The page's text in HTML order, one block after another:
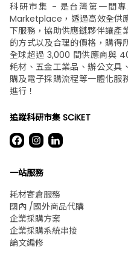
科研市集 - 是台灣第一間
Marketplace，透過高效全供
下服務，協助供應鏈夥伴讓產
的方式以及合理的價格，購得
全球超過 3,000 間供應商與
耗材、五金工業品、辦公文具
購及電子採購流程等一體化服
進行！
追蹤科研市集 SCiKET
一站服務
耗材寄倉服務
國內 /國外商品代購
企業採購方案
企業採購系統串接
論文編修